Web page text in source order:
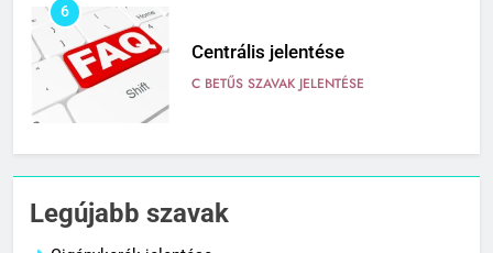
6
Centrális jelentése
C BETŰS SZAVAK JELENTÉSE
7
Céltudatos jelentése
C BETŰS SZAVAK JELENTÉSE
Legújabb szavak